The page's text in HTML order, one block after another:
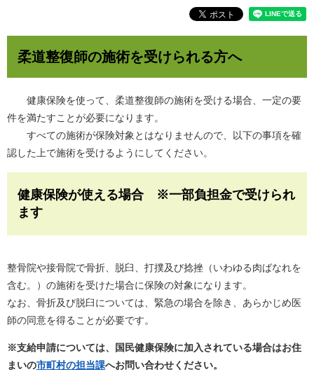
柔道整復師の施術を受けられる方へ
健康保険を使って、柔道整復師の施術を受ける場合、一定の要
件を満たすことが必要になります。
すべての施術が保険対象とはなりませんので、以下の事項を確
認した上で施術を受けるようにしてください。
健康保険が使える場合 ※一部負担金で受けられ
ます
整骨院や接骨院で骨折、脱臼、打撲及び捻挫（いわゆる肉ばなれを
含む。）の施術を受けた場合に保険の対象になります。
なお、骨折及び脱臼については、緊急の場合を除き、あらかじめ医
師の同意を得ることが必要です。
※支給申請については、国民健康保険に加入されている場合はお住
まいの市町村の担当課へお問い合わせください。